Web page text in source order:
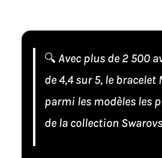
🔍 Avec plus de 2 500
de 4,4 sur 5, le
parmi les modèles les
de la collection